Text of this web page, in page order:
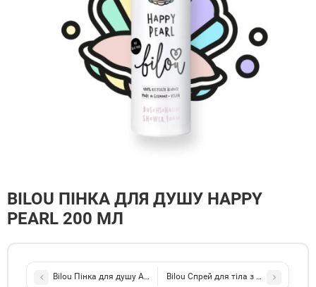
BILOU ПІНКА ДЛЯ ДУШУ HAPPY
PEARL 200 МЛ
Bilou Пінка для душу Apricot Flower 200 млBilou Спрей для тіла з шиммером